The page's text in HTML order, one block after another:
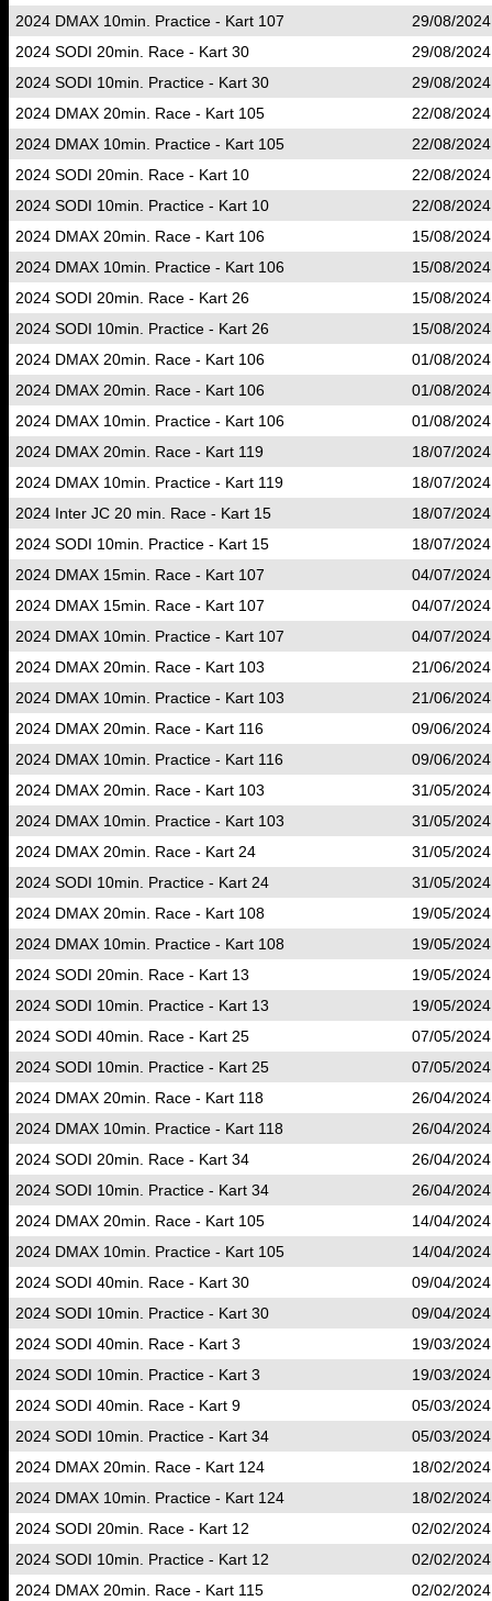
2024 DMAX 10min. Practice - Kart 107
29/08/
2024 SODI 20min. Race - Kart 30
29/08/
2024 SODI 10min. Practice - Kart 30
29/08/
2024 DMAX 20min. Race - Kart 105
22/08/
2024 DMAX 10min. Practice - Kart 105
22/08/
2024 SODI 20min. Race - Kart 10
22/08/
2024 SODI 10min. Practice - Kart 10
22/08/
2024 DMAX 20min. Race - Kart 106
15/08/
2024 DMAX 10min. Practice - Kart 106
15/08/
2024 SODI 20min. Race - Kart 26
15/08/
2024 SODI 10min. Practice - Kart 26
15/08/
2024 DMAX 20min. Race - Kart 106
01/08/
2024 DMAX 20min. Race - Kart 106
01/08/
2024 DMAX 10min. Practice - Kart 106
01/08/
2024 DMAX 20min. Race - Kart 119
18/07/
2024 DMAX 10min. Practice - Kart 119
18/07/
2024 Inter JC 20 min. Race - Kart 15
18/07/
2024 SODI 10min. Practice - Kart 15
18/07/
2024 DMAX 15min. Race - Kart 107
04/07/
2024 DMAX 15min. Race - Kart 107
04/07/
2024 DMAX 10min. Practice - Kart 107
04/07/
2024 DMAX 20min. Race - Kart 103
21/06/
2024 DMAX 10min. Practice - Kart 103
21/06/
2024 DMAX 20min. Race - Kart 116
09/06/
2024 DMAX 10min. Practice - Kart 116
09/06/
2024 DMAX 20min. Race - Kart 103
31/05/
2024 DMAX 10min. Practice - Kart 103
31/05/
2024 DMAX 20min. Race - Kart 24
31/05/
2024 SODI 10min. Practice - Kart 24
31/05/
2024 DMAX 20min. Race - Kart 108
19/05/
2024 DMAX 10min. Practice - Kart 108
19/05/
2024 SODI 20min. Race - Kart 13
19/05/
2024 SODI 10min. Practice - Kart 13
19/05/
2024 SODI 40min. Race - Kart 25
07/05/
2024 SODI 10min. Practice - Kart 25
07/05/
2024 DMAX 20min. Race - Kart 118
26/04/
2024 DMAX 10min. Practice - Kart 118
26/04/
2024 SODI 20min. Race - Kart 34
26/04/
2024 SODI 10min. Practice - Kart 34
26/04/
2024 DMAX 20min. Race - Kart 105
14/04/
2024 DMAX 10min. Practice - Kart 105
14/04/
2024 SODI 40min. Race - Kart 30
09/04/
2024 SODI 10min. Practice - Kart 30
09/04/
2024 SODI 40min. Race - Kart 3
19/03/
2024 SODI 10min. Practice - Kart 3
19/03/
2024 SODI 40min. Race - Kart 9
05/03/
2024 SODI 10min. Practice - Kart 34
05/03/
2024 DMAX 20min. Race - Kart 124
18/02/
2024 DMAX 10min. Practice - Kart 124
18/02/
2024 SODI 20min. Race - Kart 12
02/02/
2024 SODI 10min. Practice - Kart 12
02/02/
2024 DMAX 20min. Race - Kart 115
02/02/